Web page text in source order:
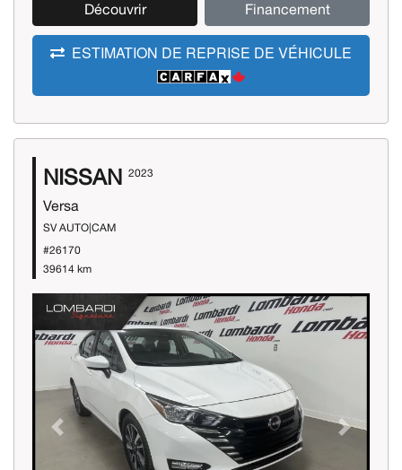
Découvrir Financement
ESTIMATION DE REPRISE DE VÉHICULE
NISSAN 2023
Versa
SV AUTO|CAM
#26170
39614 km
Previous Next